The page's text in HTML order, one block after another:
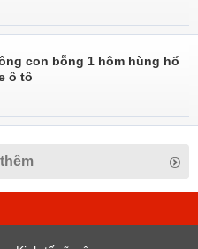
con bỗng 1 hôm hùng hổ
ô tô